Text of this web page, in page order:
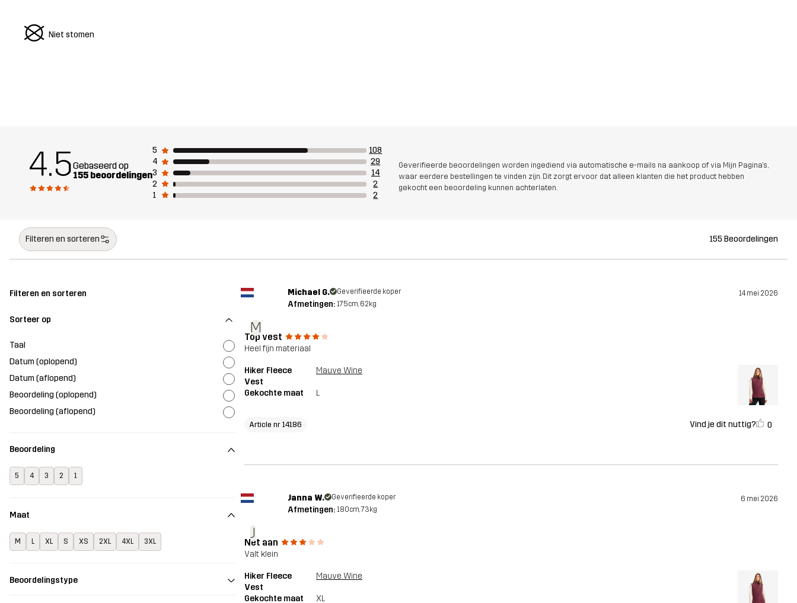
U Niet stomen
4.5Gebaseerd op
155 beoordelingen
5
108
4
29
3
14
2
2
1
2
Geverifieerde beoordelingen worden ingediend via automatische e-mails na aankoop of via Mijn Pagina's,
waar eerdere bestellingen te vinden zijn. Dit zorgt ervoor dat alleen klanten die het product hebben
gekocht een beoordeling kunnen achterlaten.
Filteren en sorteren 155 Beoordelingen
Filteren en sorteren
Sorteer op
Taal
Datum (oplopend)
Datum (aflopend)
Beoordeling (oplopend)
Beoordeling (aflopend)
Beoordeling
5 4 3 2 1
Maat
M L XL S XS 2XL 4XL 3XL
Beoordelingstype
M
Michael G. Geverifieerde koper 14 mei 2026
Afmetingen: 175cm, 62kg
Top vest
Heel fijn materiaal
Hiker Fleece
Vest
Mauve Wine
Gekochte maat L
Article nr 14186 Vind je dit nuttig? 0
J
Janna W. Geverifieerde koper 6 mei 2026
Afmetingen: 180cm, 73kg
Net aan
Valt klein
Hiker Fleece
Vest
Mauve Wine
Gekochte maat XL